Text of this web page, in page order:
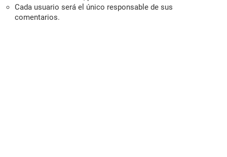
Cada usuario será el único responsable de sus
comentarios.